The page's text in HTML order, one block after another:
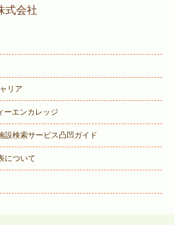
式会社
リア
ーエンカレッジ
設検索サービス凸凹ガイド
について